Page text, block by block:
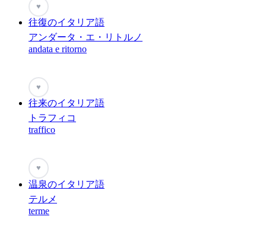
♥
往復のイタリア語
アンダータ・エ・リトルノ
andata e ritorno
♥
往来のイタリア語
トラフィコ
traffico
♥
温泉のイタリア語
テルメ
terme